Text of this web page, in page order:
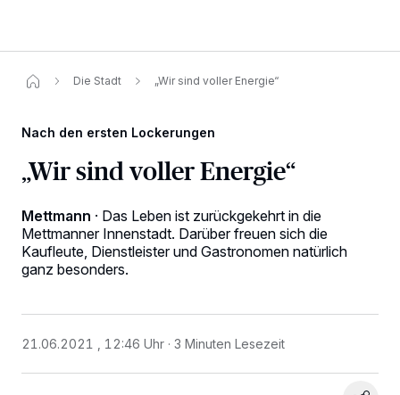
Die Stadt „Wir sind voller Energie“
Nach den ersten Lockerungen
„Wir sind voller Energie“
Mettmann · Das Leben ist zurückgekehrt in die
Mettmanner Innenstadt. Darüber freuen sich die
Kaufleute, Dienstleister und Gastronomen natürlich
ganz besonders.
21.06.2021 , 12:46 Uhr 3 Minuten Lesezeit